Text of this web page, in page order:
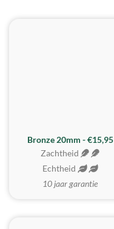
Bronze 20mm - €15,95
Zachtheid
Echtheid
10 jaar garantie